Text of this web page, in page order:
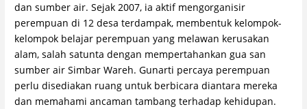
dan sumber air. Sejak 2007, ia aktif mengorganisir
perempuan di 12 desa terdampak, membentuk kelompok-
kelompok belajar perempuan yang melawan kerusakan
alam, salah satunta dengan mempertahankan gua san
sumber air Simbar Wareh. Gunarti percaya perempuan
perlu disediakan ruang untuk berbicara diantara mereka
dan memahami ancaman tambang terhadap kehidupan.